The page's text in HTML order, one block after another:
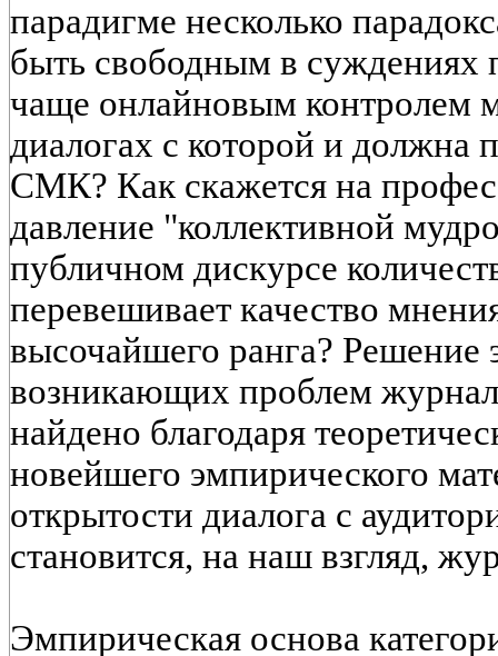
парадигме несколько
быть свободным в суждениях
чаще онлайновым контролем
диалогах с которой и должна
СМК? Как скажется на
давление "коллективной
публичном дискурсе
перевешивает качество
высочайшего ранга? Решение
возникающих проблем
найдено благодаря
новейшего эмпирического
открытости диалога с
становится, на наш взгляд,
Эмпирическая основа